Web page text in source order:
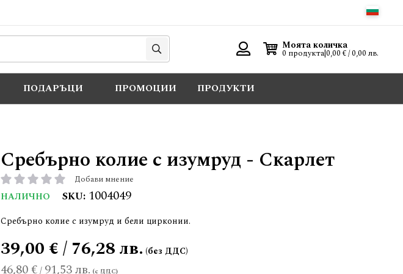
Търси
Моята количка
0 продукта|0,00 € / 0,00 лв.
ПОДАРЪЦИ ПРОМОЦИИ ПРОДУКТИ
Сребърно колие с изумруд - Скарлет
рейтинг: Добави мнение
НАЛИЧНО SKU 1004049
Сребърно колие с изумруд и бели цирконии.
46,80 €/ 91,53 лв.
39,00 € / 76,28 лв.